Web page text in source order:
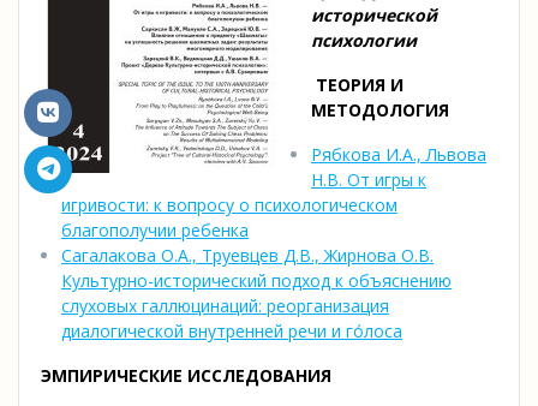
исторической
психологии
ТЕОРИЯ И
МЕТОДОЛОГИЯ
Рябкова И.А., Львова
Н.В. От игры к
игривости: к вопросу о психологическом
благополучии ребенка
Сагалакова О.А., Труевцев Д.В., Жирнова О.В.
Культурно-исторический подход к объяснению
слуховых галлюцинаций: реорганизация
диалогической внутренней речи и го́лоса
ЭМПИРИЧЕСКИЕ ИССЛЕДОВАНИЯ